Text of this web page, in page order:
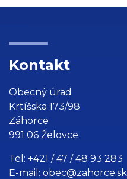
Kontakt
Obecný úrad
Krtíšska 173/98
Záhorce
991 06 Želovce
Tel: +421 / 47 / 48 93 283
E-mail: obec@zahorce.sk